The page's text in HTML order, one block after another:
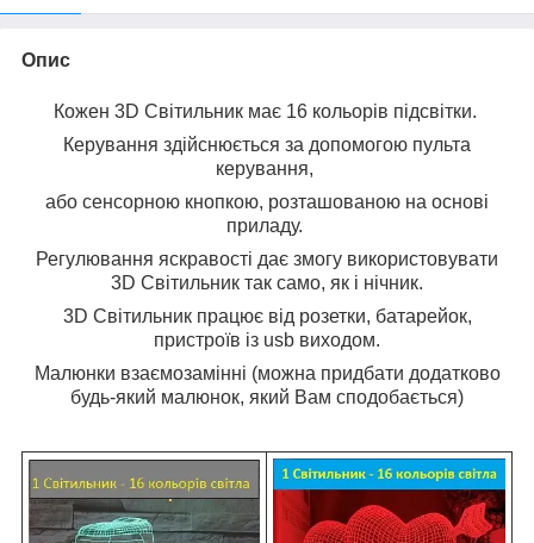
Опис
Кожен 3D Світильник має 16 кольорів підсвітки.
Керування здійснюється за допомогою пульта
керування,
або сенсорною кнопкою, розташованою на основі
приладу.
Регулювання яскравості дає змогу використовувати
3D Світильник так само, як і нічник.
3D Світильник працює від розетки, батарейок,
пристроїв із usb виходом.
Малюнки взаємозамінні (можна придбати додатково
будь-який малюнок, який Вам сподобається)